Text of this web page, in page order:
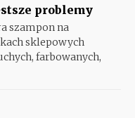
problemy
szampon na
sklepowych
farbowanych,